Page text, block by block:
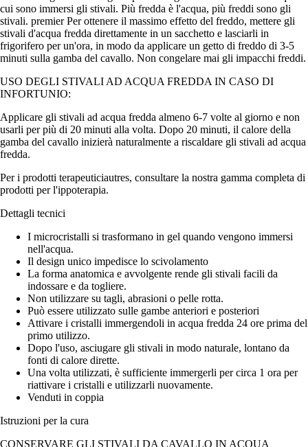
cui sono immersi gli stivali. Più fredda è l'acqua, più freddi sono gli
stivali. premier Per ottenere il massimo effetto del freddo, mettere gli
stivali d'acqua fredda direttamente in un sacchetto e lasciarli in
frigorifero per un'ora, in modo da applicare un getto di freddo di 3-5
minuti sulla gamba del cavallo. Non congelare mai gli impacchi freddi.
USO DEGLI STIVALI AD ACQUA FREDDA IN CASO DI
INFORTUNIO:
Applicare gli stivali ad acqua fredda almeno 6-7 volte al giorno e non
usarli per più di 20 minuti alla volta. Dopo 20 minuti, il calore della
gamba del cavallo inizierà naturalmente a riscaldare gli stivali ad acqua
fredda.
Per i prodotti terapeuticiautres, consultare la nostra gamma completa di
prodotti per l'ippoterapia.
Dettagli tecnici
I microcristalli si trasformano in gel quando vengono immersi
nell'acqua.
Il design unico impedisce lo scivolamento
La forma anatomica e avvolgente rende gli stivali facili da
indossare e da togliere.
Non utilizzare su tagli, abrasioni o pelle rotta.
Può essere utilizzato sulle gambe anteriori e posteriori
Attivare i cristalli immergendoli in acqua fredda 24 ore prima del
primo utilizzo.
Dopo l'uso, asciugare gli stivali in modo naturale, lontano da
fonti di calore dirette.
Una volta utilizzati, è sufficiente immergerli per circa 1 ora per
riattivare i cristalli e utilizzarli nuovamente.
Venduti in coppia
Istruzioni per la cura
CONSERVARE GLI STIVALI DA CAVALLO IN ACQUA